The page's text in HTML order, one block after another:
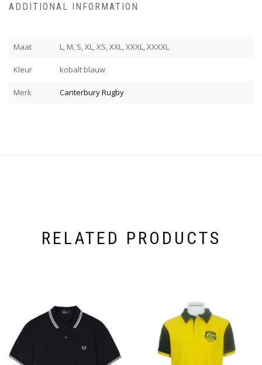
ADDITIONAL INFORMATION
Maat L, M, S, XL, XS, XXL, XXXL, XXXXL
Kleur kobalt blauw
Merk Canterbury Rugby
RELATED PRODUCTS